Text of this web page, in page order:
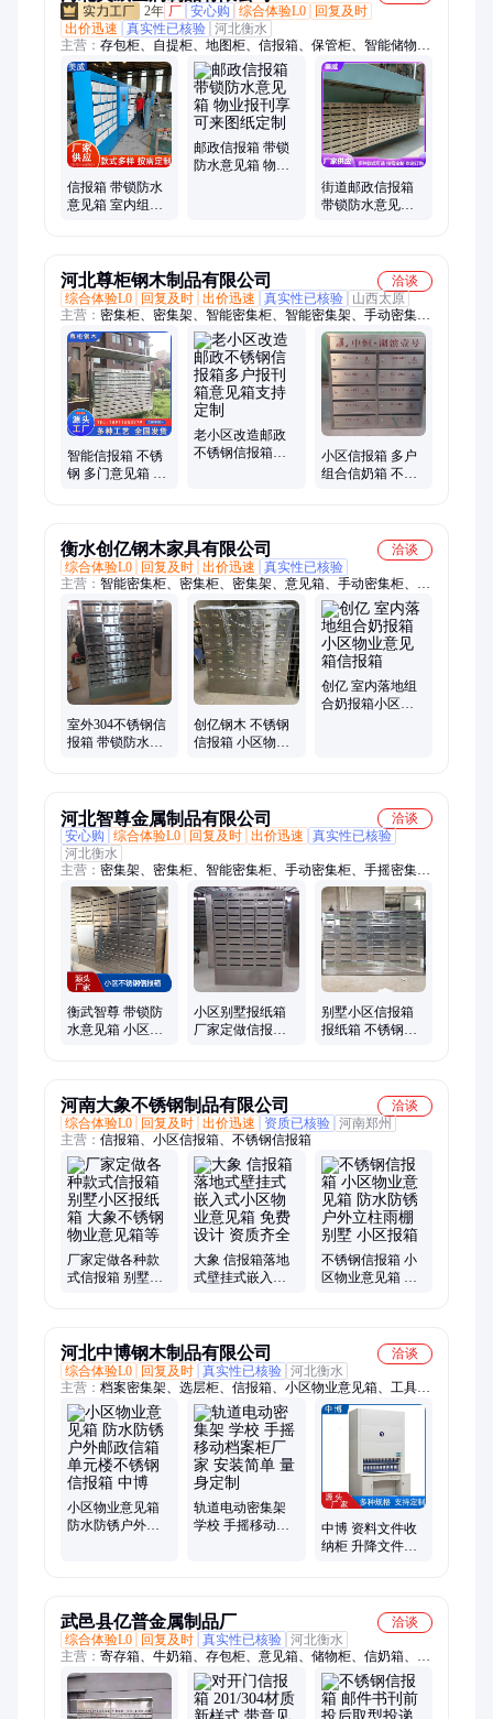
2年 厂 安心购 综合体验L0
回复及时
出价迅速
真实性已核验 河北衡水
主营： 存包柜、自提柜、地图柜、信报箱、保管柜、智能储物
柜、智能手机柜、手机存放柜、智能快递柜、地图存放柜、手机
暂存柜、智能回转柜、抽屉式底图柜、智能文件回转库、入墙宣
传栏式箱、电动智能底图柜、图纸存放档案柜、工程图纸收纳柜
信报箱 带锁防水
意见箱 室内组合
邮政信报箱 带锁
防水意见箱 物业
街道邮政信报箱
带锁防水意见箱
河北尊柜钢木制品有限公司
洽谈
综合体验L0
回复及时 出价迅速 真实性已核验
山西太原
主营： 密集柜、密集架、智能密集柜、智能密集架、手动密集
柜、手摇密集架、档案密集架、铁皮柜、更衣柜、文件柜、学生
宿舍衣柜、仓储柜、信报箱、信奶箱、钢木书架、双面书架、图
书馆书架、上下床、公寓床、学生课桌椅、保密柜、货架、消防
柜、金库门、自动回转柜
智能信报箱 不锈
钢 多门意见箱 挂
老小区改造邮政
不锈钢信报箱多
小区信报箱 多户
组合信奶箱 不锈
衡水创亿钢木家具有限公司
洽谈
综合体验L0
回复及时 出价迅速
真实性已核验
主营： 智能密集柜、密集柜、密集架、意见箱、手动密集柜、档
案密集架、手摇密集架、铁皮柜、更衣柜、文件柜、学生宿舍更
衣柜、仓储柜、信报箱、信奶箱、钢木书架、双面书架、图书馆
书架、保密柜、货架
室外304不锈钢信
报箱 带锁防水意
创亿钢木 不锈钢
信报箱 小区物业
创亿 室内落地组
合奶报箱小区物
河北智尊金属制品有限公司
洽谈
安心购
综合体验L0 回复及时 出价迅速
真实性已核验
河北衡水
主营： 密集架、密集柜、智能密集柜、手动密集柜、手摇密集
架、档案密集架、铁皮柜、文件柜、更衣柜、仓储柜、宿舍衣
柜、信报箱、信奶箱、消防柜、上下床、公寓床、高低床、金库
门、自动回转柜、课桌椅、保密柜、货架
衡武智尊 带锁防
水意见箱 小区不
小区别墅报纸箱
厂家定做信报箱
别墅小区信报箱
报纸箱 不锈钢物
河南大象不锈钢制品有限公司
洽谈
综合体验L0
回复及时 出价迅速 资质已核验 河南郑州
主营： 信报箱、小区信报箱、不锈钢信报箱
厂家定做各种款
式信报箱 别墅小
大象 信报箱落地
式壁挂式嵌入式
不锈钢信报箱 小
区物业意见箱 防
河北中博钢木制品有限公司
洽谈
综合体验L0
回复及时 真实性已核验 河北衡水
主营： 档案密集架、选层柜、信报箱、小区物业意见箱、工具
柜、回转柜、文件柜、智慧书柜、自助阅读柜、水杯存放柜、智
能枪弹柜、智能保管柜、多层水杯架、武器装备柜、智能密集
架、铁皮资料柜、智能图书柜、档案室周转柜、便携式管理柜、
落地安全帽架、可手摇密集架、电子密码枪柜、不锈钢水杯架、
不锈钢报纸箱、安全帽存放架
小区物业意见箱
防水防锈户外邮
轨道电动密集架
学校 手摇移动档
中博 资料文件收
纳柜 升降文件多
武邑县亿普金属制品厂
洽谈
综合体验L0
回复及时 真实性已核验 河北衡水
主营： 寄存箱、牛奶箱、存包柜、意见箱、储物柜、信奶箱、抽
防磁柜、服消防架、电子存包、战备服架、大器械柜、智能档案
柜、移动档案柜、智能信报箱、档案防磁柜、电子存放箱、电子
寄存柜、落地文件柜、智能寄存柜、邮政信报箱、行李寄存柜、